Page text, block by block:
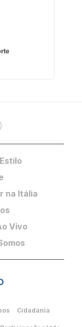
na Itália
Vivo
Cidadania